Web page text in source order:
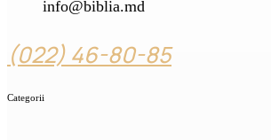
info@biblia.md
(022) 46-80-85
Categorii